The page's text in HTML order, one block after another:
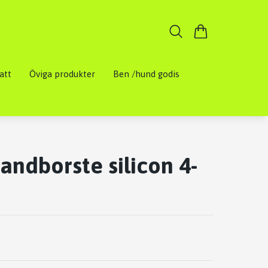
Öviga produkter Ben /hund godis
silicon 4-